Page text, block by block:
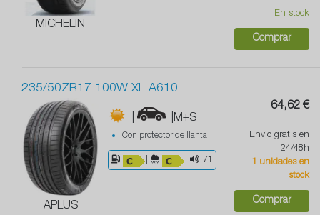
MICHELIN
En stock
Comprar
235/50ZR17 100W XL A610
APLUS
| |M+S
Con protector de llanta
71
64,62 €
Envío gratis en
24/48h
1 unidades en
stock
Comprar